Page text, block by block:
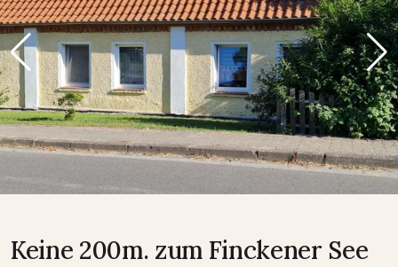
Keine 200m. zum Finckener See